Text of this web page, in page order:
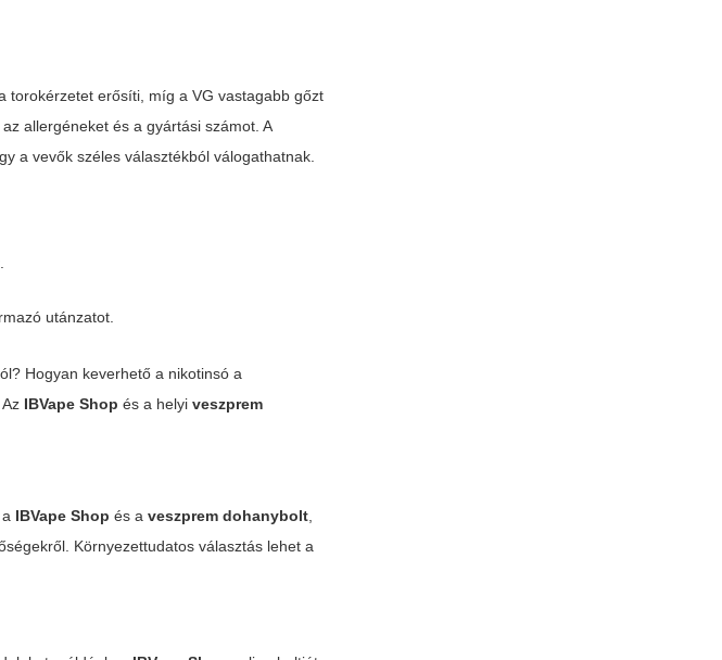
torokérzetet erősíti, míg a VG vastagabb gőzt
allergéneket és a gyártási számot. A
a vevők széles választékból válogathatnak.
utánzatot.
Hogyan keverhető a nikotinsó a
IBVape Shop és a helyiveszprem
IBVape Shop és aveszprem dohanybolt,
Környezettudatos választás lehet a